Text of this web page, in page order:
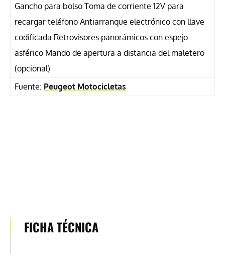
Fuente: Peugeot Motocicletas
Gancho para bolso Toma de corriente 12V para
recargar teléfono Antiarranque electrónico con llave
codificada Retrovisores panorámicos con espejo
asférico Mando de apertura a distancia del maletero
(opcional)
FICHA TÉCNICA